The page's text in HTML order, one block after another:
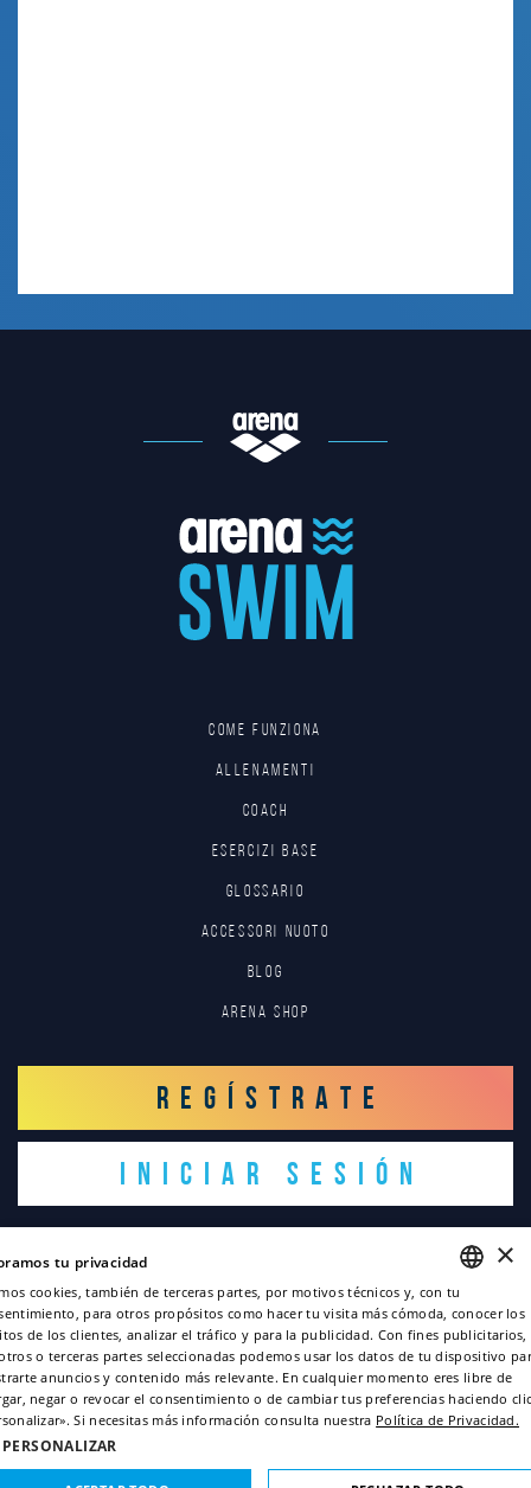
Come funziona
Allenamenti
Coach
Esercizi base
Glossario
Accessori nuoto
Blog
Arena Shop
REGÍSTRATE
INICIAR SESIÓN
Copyright © 2022
Términos de privacidad
Información acerca de las cookies
ENGLISH
ITALIAN
FRENCH
×
tu privacidad
cookies, también de terceras partes, por motivos técnicos y, con tu
para otros propósitos como hacer tu visita más cómoda, conocer los
de los clientes, analizar el tráfico y para la publicidad. Con fines publicitarios,
o terceras partes seleccionadas podemos usar los datos de tu dispositivo
anuncios y contenido más relevante. En cualquier momento eres libre de
negar o revocar el consentimiento o de cambiar tus preferencias haciendo
Si necesitas más información consulta nuestra Política de Privacidad.
PERSONALIZAR